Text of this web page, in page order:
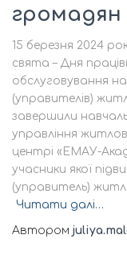
громадян
15 березня 2024
свята – Дня
обслуговування
(управителів)
завершили
управління
центрі «ЕМАУ-
учасники якої
(управитель)
Читати далі…
Автором